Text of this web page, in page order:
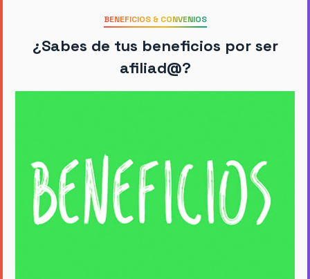
BENEFICIOS & CONVENIOS
¿Sabes de tus beneficios por ser
afiliad@?